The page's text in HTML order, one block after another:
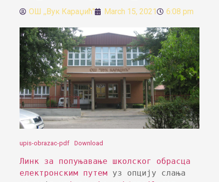
ОШ ,,Вук Караџић" March 15, 2021 6:08 pm
upis-obrazac-pdf Download
Линк за попуњавање школског обрасца
електронским путем уз опцију слања